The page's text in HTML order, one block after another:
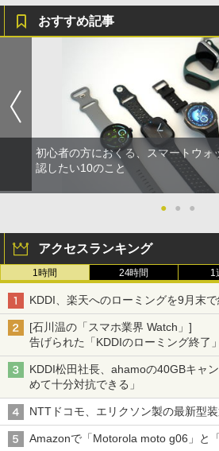
おすすめ記事
初心者の方におくる、スマートウォ
認したい10のこと
● ● ●
アクセスランキング
1時間 24時間 1
KDDI、楽天へのローミングを9月末で
[石川温の「スマホ業界 Watch」]
告げられた「KDDIのローミング終了
穴と楽天モバイルの課題
KDDI松田社長、ahamoの40GBキャ
めて十分対抗できる」
NTTドコモ、エリクソン製の最新型
Amazonで「Motorola moto g06」と